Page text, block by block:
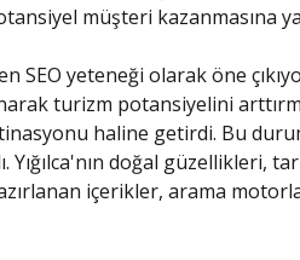
müşteri kazanmasına
SEO yeteneği olarak öne
turizm potansiyelini arttırma
haline getirdi. Bu
Yığılca'nın doğal güzellikleri,
içerikler, arama